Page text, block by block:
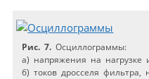
Рис. 7. Осциллограммы:
а) напряжения на
б) токов дросселя